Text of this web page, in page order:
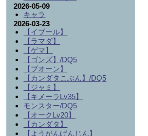
2026-05-09
キャラ
2026-03-23
【イブール】
【ラマダ】
【ゲマ】
【ゴンズ】/DQ5
【ブオーン】
【カンダタこぶん】/DQ5
【ジャミ】
【キメーラLv35】
モンスター/DQ5
【オークLv20】
【カンダタ】
【ようがんげんじん】